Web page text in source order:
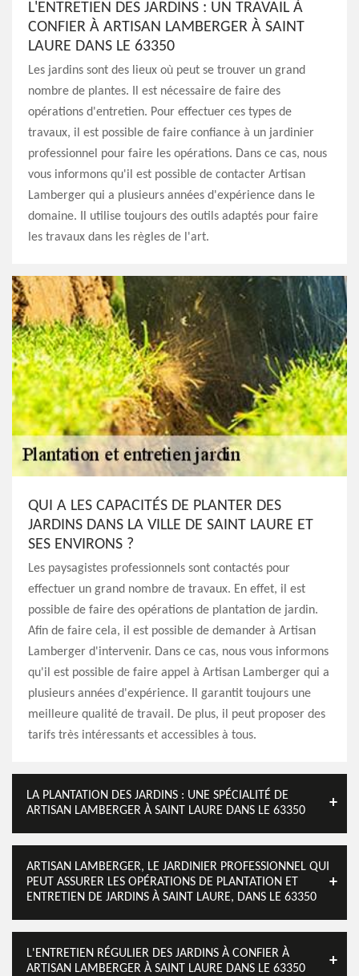
L'ENTRETIEN DES JARDINS : UN TRAVAIL À
CONFIER À ARTISAN LAMBERGER À SAINT
LAURE DANS LE 63350
Les jardins sont des lieux où peut se trouver un grand
nombre de plantes. Il est nécessaire de faire des
opérations d'entretien. Pour effectuer ces types de
travaux, il est possible de faire confiance à un jardinier
professionnel pour faire les opérations. Dans ce cas, nous
vous informons qu'il est possible de contacter Artisan
Lamberger qui a plusieurs années d'expérience dans le
domaine. Il utilise toujours des outils adaptés pour faire
les travaux dans les règles de l'art.
QUI A LES CAPACITÉS DE PLANTER DES
JARDINS DANS LA VILLE DE SAINT LAURE ET
SES ENVIRONS ?
Les paysagistes professionnels sont contactés pour
effectuer un grand nombre de travaux. En effet, il est
possible de faire des opérations de plantation de jardin.
Afin de faire cela, il est possible de demander à Artisan
Lamberger d'intervenir. Dans ce cas, nous vous informons
qu'il est possible de faire appel à Artisan Lamberger qui a
plusieurs années d'expérience. Il garantit toujours une
meilleure qualité de travail. De plus, il peut proposer des
tarifs très intéressants et accessibles à tous.
LA PLANTATION DES JARDINS : UNE SPÉCIALITÉ DE
ARTISAN LAMBERGER À SAINT LAURE DANS LE 63350
ARTISAN LAMBERGER, LE JARDINIER PROFESSIONNEL QUI
PEUT ASSURER LES OPÉRATIONS DE PLANTATION ET
ENTRETIEN DE JARDINS À SAINT LAURE, DANS LE 63350
L'ENTRETIEN RÉGULIER DES JARDINS À CONFIER À
ARTISAN LAMBERGER À SAINT LAURE DANS LE 63350